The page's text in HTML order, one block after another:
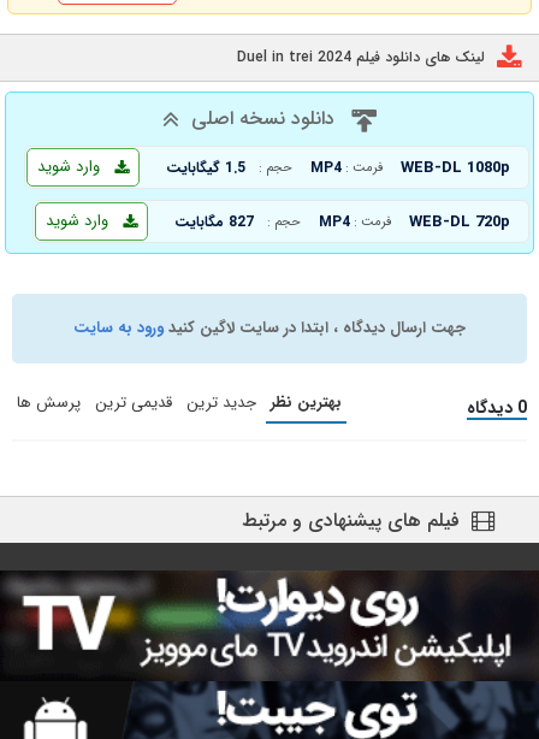
لینک های دانلود فیلم Duel in trei 2024
دانلود نسخه اصلی
WEB-DL 1080p فرمت : MP4 حجم : 1.5 گیگابایت وارد شوید
WEB-DL 720p فرمت : MP4 حجم : 827 مگابایت وارد شوید
جهت ارسال دیدگاه ، ابتدا در سایت لاگین کنیدورود به سایت
0 دیدگاه بهترین نظر جدید ترین قدیمی ترین پرسش ها
فیلم های پیشنهادی و مرتبط